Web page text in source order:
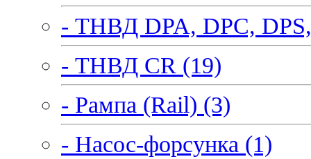
- ТНВД DPA, DPC,
- ТНВД CR (19)
- Рампа (Rail) (3)
- Насос-форсунка (1)